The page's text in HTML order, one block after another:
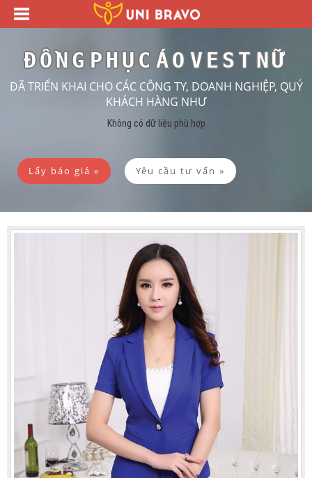
ĐỒNG PHỤC ÁO VEST NỮ
ĐÃ TRIỂN KHAI CHO CÁC CÔNG TY, DOANH NGHIỆP, QUÝ
KHÁCH HÀNG NHƯ
Không có dữ liệu phù hợp
Lấy báo giá » Yêu cầu tư vấn »